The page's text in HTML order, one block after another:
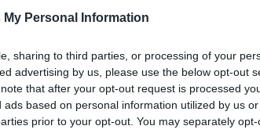
My Personal Information
sharing to third parties, or processing of your
advertising by us, please use the below opt-out
that after your opt-out request is processed
based on personal information utilized by us
prior to your opt-out. You may separately
- από τη Gen Z και το TikTok μέχρι τις
θεωρούνταν ξεπερασμένο,
.
στα